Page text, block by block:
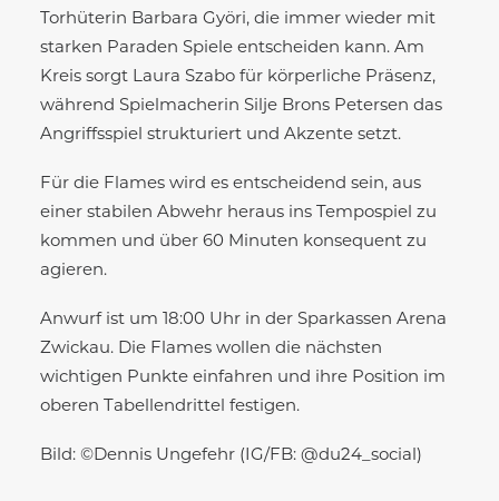
Torhüterin Barbara Györi, die immer wieder mit
starken Paraden Spiele entscheiden kann. Am
Kreis sorgt Laura Szabo für körperliche Präsenz,
während Spielmacherin Silje Brons Petersen das
Angriffsspiel strukturiert und Akzente setzt.
Für die Flames wird es entscheidend sein, aus
einer stabilen Abwehr heraus ins Tempospiel zu
kommen und über 60 Minuten konsequent zu
agieren.
Anwurf ist um 18:00 Uhr in der Sparkassen Arena
Zwickau. Die Flames wollen die nächsten
wichtigen Punkte einfahren und ihre Position im
oberen Tabellendrittel festigen.
Bild: ©Dennis Ungefehr (IG/FB: @du24_social)